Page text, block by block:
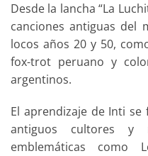
Desde la lancha “La
canciones antiguas del
locos años 20 y 50,
fox-trot peruano y
argentinos.
El aprendizaje de Inti
antiguos cultores y
emblemáticas como